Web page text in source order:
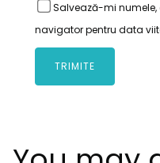
Salvează-mi
navigator pentru data